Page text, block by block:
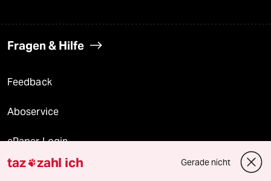
Fragen & Hilfe
Feedback
Aboservice
ePaper Login
Downloads für Abonnierende
taz zahl ich Gerade nicht